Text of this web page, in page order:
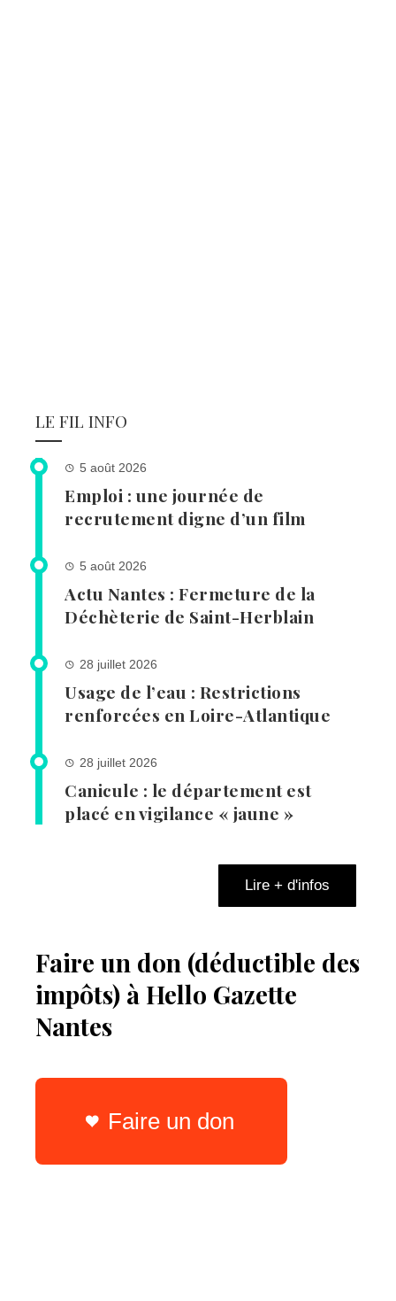
LE FIL INFO
5 août 2026
Emploi : une journée de
recrutement digne d’un film
5 août 2026
Actu Nantes : Fermeture de la
Déchèterie de Saint-Herblain
28 juillet 2026
Usage de l’eau : Restrictions
renforcées en Loire-Atlantique
28 juillet 2026
Canicule : le département est
placé en vigilance « jaune »
Lire + d'infos
Faire un don (déductible des
impôts) à Hello Gazette
Nantes
Faire un don